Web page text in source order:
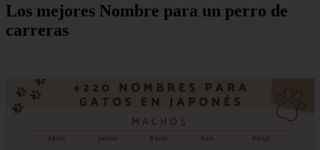
Los mejores Nombre para un perro de
carreras